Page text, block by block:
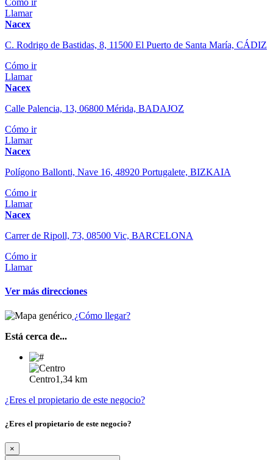
Cómo ir
Llamar
Nacex
C. Rodrigo de Bastidas, 8, 11500 El Puerto de Santa María, CÁDIZ
Cómo ir
Llamar
Nacex
Calle Palencia, 13, 06800 Mérida, BADAJOZ
Cómo ir
Llamar
Nacex
Polígono Ballonti, Nave 16, 48920 Portugalete, BIZKAIA
Cómo ir
Llamar
Nacex
Carrer de Ripoll, 73, 08500 Vic, BARCELONA
Cómo ir
Llamar
Ver más direcciones
¿Cómo llegar?
Está cerca de...
Centro1,34 km
¿Eres el propietario de este negocio?
¿Eres el propietario de este negocio?
×